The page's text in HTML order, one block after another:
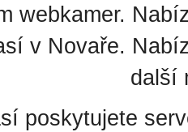
webkamer.
v Novaře.
další
poskytujete